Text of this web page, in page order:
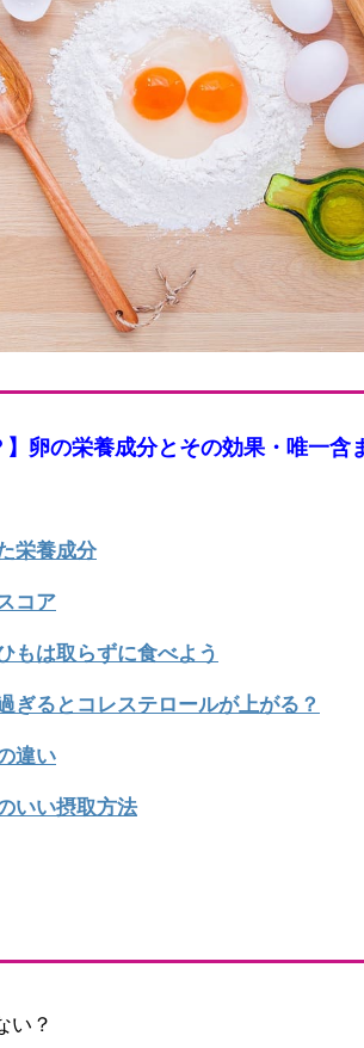
】卵の栄養成分とその効果・唯一含
栄養成分
コア
もは取らずに食べよう
ぎるとコレステロールが上がる？
違い
いい摂取方法
い？